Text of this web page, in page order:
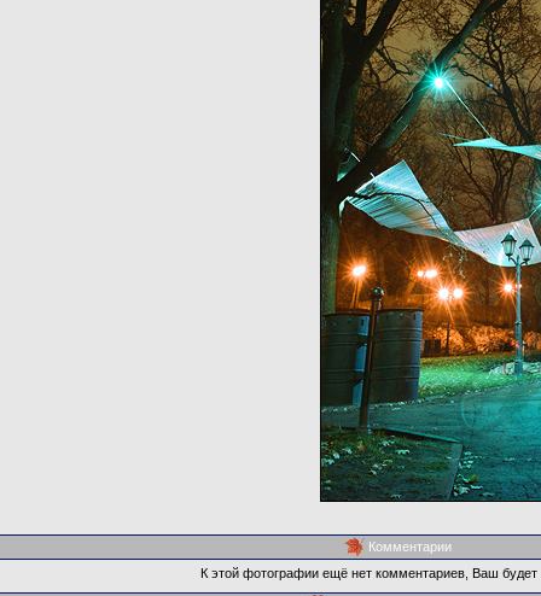
Комментарии
К этой фотографии ещё нет комментариев, Ваш